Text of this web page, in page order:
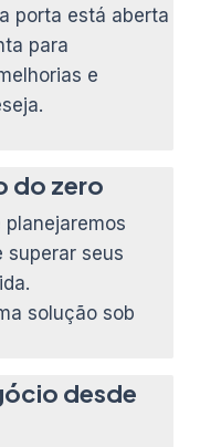
porta está aberta
para
e
do zero
superar seus
solução sob
desde